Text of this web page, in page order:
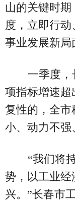
山的关键时期
度，立即行
事业发展新局
一季度
项指标增速超
复性的，全市
小、动力不强
“我们将
势，以工业经
兴。”长春市